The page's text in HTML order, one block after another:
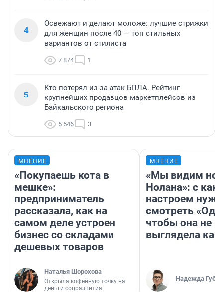
4
Освежают и делают моложе: лучшие стрижки
для женщин после 40 — топ стильных
вариантов от стилиста
7 874 1
5
Кто потерял из-за атак БПЛА. Рейтинг
крупнейших продавцов маркетплейсов из
Байкальского региона
5 546 3
МНЕНИЕ
«Покупаешь кота в
мешке»:
предприниматель
рассказала, как на
самом деле устроен
бизнес со складами
дешевых товаров
Наталья Шорохова
Открыла кофейную точку на
деньги соцразвития
МНЕНИЕ
«Мы видим
Нолана»: с
настроем
смотреть
чтобы она не
выглядела как
Надежда